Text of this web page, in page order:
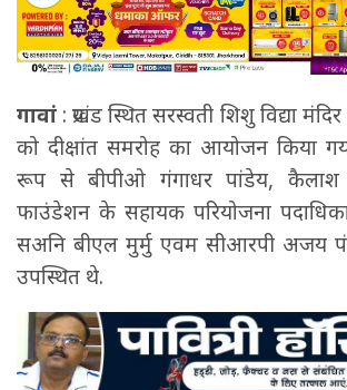
गावां : प्रखंड स्थित सरस्वती शिशु विद्या
को दीक्षांत समरोह का आयोजन किया
रूप से बीपीओ गंगाधर पांडेय, कैलाश
फाउंडेशन के सहायक परियोजना
सअनि बीएल मुर्मु एवम सीआरपी अजय
उपस्थित थे.